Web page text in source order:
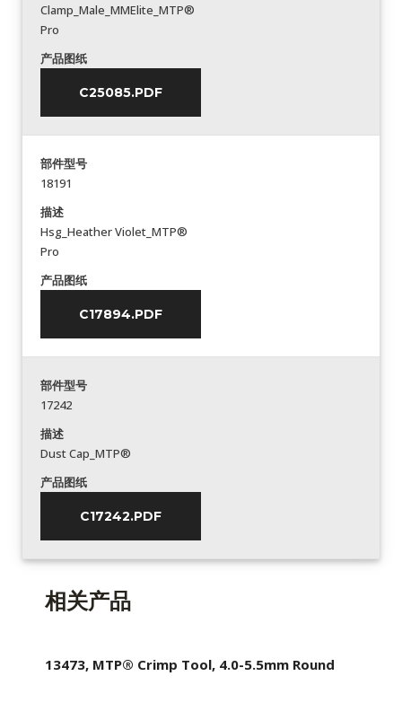
Clamp_Male_MMElite_MTP®
Pro
产品图纸
C25085.PDF
部件型号
18191
描述
Hsg_Heather Violet_MTP®
Pro
产品图纸
C17894.PDF
部件型号
17242
描述
Dust Cap_MTP®
产品图纸
C17242.PDF
相关产品
13473, MTP® Crimp Tool, 4.0-5.5mm Round